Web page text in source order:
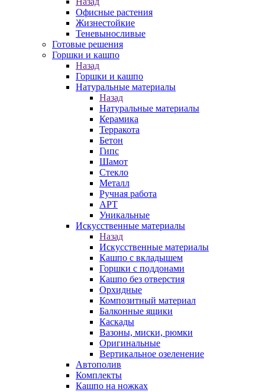
Офисные растения
Жизнестойкие
Теневыносливые
Готовые решения
Горшки и кашпо
Назад
Горшки и кашпо
Натуральные материалы
Назад
Натуральные материалы
Керамика
Терракота
Бетон
Гипс
Шамот
Стекло
Металл
Ручная работа
АРТ
Уникальные
Искусственные материалы
Назад
Искусственные материалы
Кашпо с вкладышем
Горшки с поддонами
Кашпо без отверстия
Орхидные
Композитный материал
Балконные ящики
Каскады
Вазоны, миски, рюмки
Оригинальные
Вертикальное озеленение
Автополив
Комплекты
Кашпо на ножках